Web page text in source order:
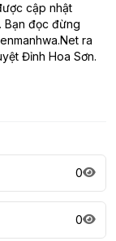
cập nhật
Bạn đọc đừng
ra
Đỉnh Hoa Sơn.
0
0